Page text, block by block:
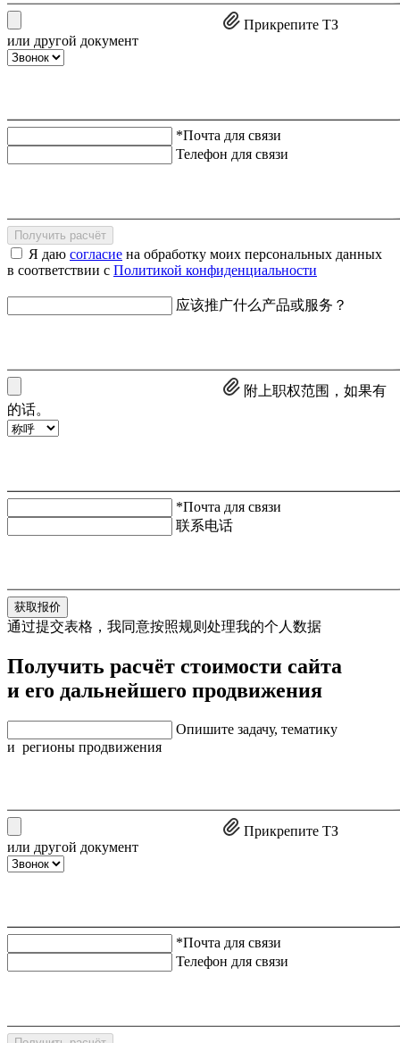
Прикрепите ТЗ
или другой документ
*Почта для связи
Телефон для связи
Получить расчёт
Я даю согласие на обработку моих персональных данных
в соответствии с Политикой конфиденциальности
应该推广什么产品或服务？
附上职权范围，如果有
的话。
*Почта для связи
联系电话
获取报价
通过提交表格，我同意按照规则处理我的个人数据
Получить расчёт стоимости сайта
и его дальнейшего продвижения
Опишите задачу, тематику
и регионы продвижения
Прикрепите ТЗ
или другой документ
*Почта для связи
Телефон для связи